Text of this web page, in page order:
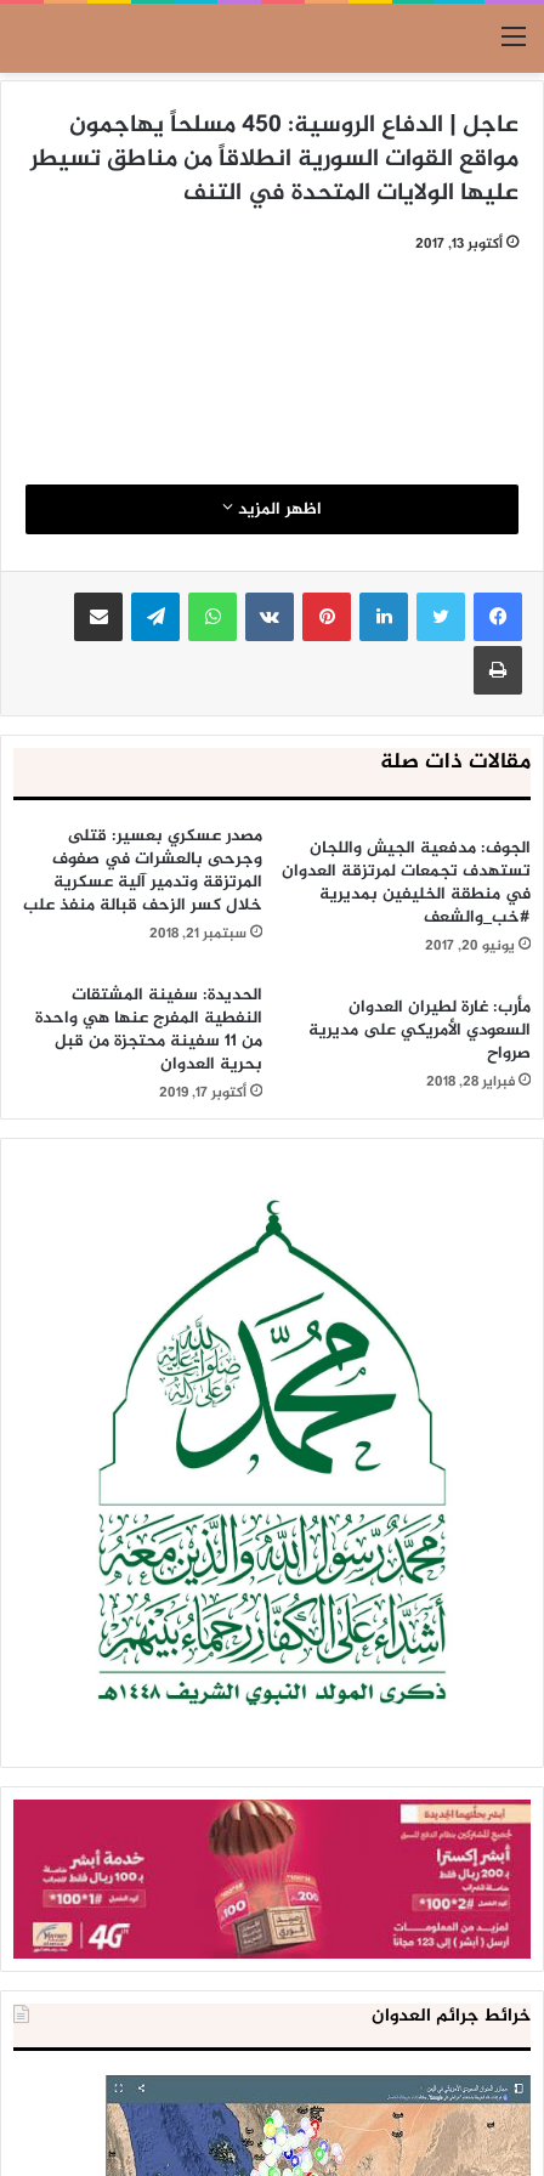
القائمة
عاجل | الدفاع الروسية: 450 مسلحاً يهاجمون
مواقع القوات السورية انطلاقاً من مناطق تسيطر
عليها الولايات المتحدة في التنف
أكتوبر 13, 2017
اظهر المزيد
لينكدإنبينتيريست واتساب تيلقرام مشاركة عبر البريد
طباعة
مقالات ذات صلة
الجوف: مدفعية الجيش واللجان
تستهدف تجمعات لمرتزقة العدوان
في منطقة الخليفين بمديرية
#خب_والشعف
يونيو 20, 2017
مصدر عسكري بعسير: قتلى
وجرحى بالعشرات في صفوف
المرتزقة وتدمير آلية عسكرية
خلال كسر الزحف قبالة منفذ علب
سبتمبر 21, 2018
مأرب: غارة لطيران العدوان
السعودي الأمريكي على مديرية
صرواح
فبراير 28, 2018
الحديدة: سفينة المشتقات
النفطية المفرج عنها هي واحدة
من 11 سفينة محتجزة من قبل
بحرية العدوان
أكتوبر 17, 2019
خرائط جرائم العدوان